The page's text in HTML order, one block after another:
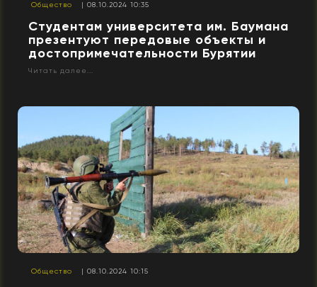
Общество | 08.10.2024 10:35
Студентам университета им. Баумана
презентуют передовые объекты и
достопримечательности Бурятии
Читать далее...
Общество | 08.10.2024 10:15